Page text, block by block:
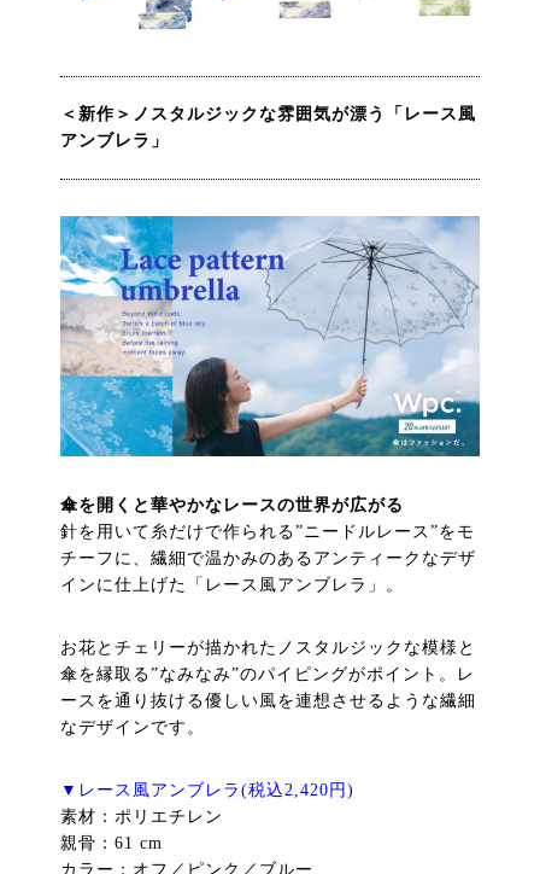
＜新作＞ノスタルジックな雰囲気が漂う「レース風
アンブレラ」
傘を開くと華やかなレースの世界が広がる
針を用いて糸だけで作られる”ニードルレース”をモ
チーフに、繊細で温かみのあるアンティークなデザ
インに仕上げた「レース風アンブレラ」。
お花とチェリーが描かれたノスタルジックな模様と
傘を縁取る”なみなみ”のパイピングがポイント。レ
ースを通り抜ける優しい風を連想させるような繊細
なデザインです。
▼レース風アンブレラ(税込2,420円)
素材：ポリエチレン
親骨：61 cm
カラー：オフ／ピンク／ブルー